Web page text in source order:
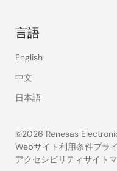
言語
English
中文
日本語
©2026 Renesas
Legal
Webサイト利用条件プラ
アクセシビリティサイト